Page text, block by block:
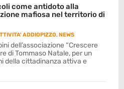
come antidoto alla
mafiosa nel territorio di
ADDIOPIZZO,NEWS
dell’associazione “Crescere
di Tommaso Natale, per un
della cittadinanza attiva e